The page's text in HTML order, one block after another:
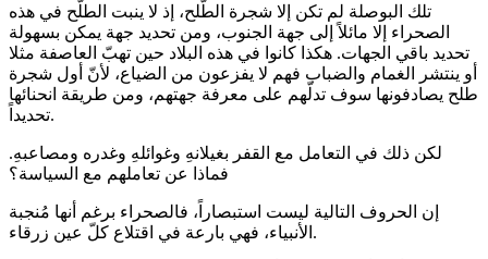
تلك البوصلة لم تكن إلا شجرة الطّلح، إذ لا ينبت الطلّح في هذه
الصحراء إلا مائلاً إلى جهة الجنوب، ومن تحديد جهة يمكن بسهولة
تحديد باقي الجهات. هكذا كانوا في هذه البلاد حين تهبّ العاصفة مثلا
أو ينتشر الغمام والضباب فهم لا يفزعون من الضياع، لأنّ أول شجرة
طلح يصادفونها سوف تدلّهم على معرفة جهتهم، ومن طريقة انحنائها
تحديداً.
لكن ذلك في التعامل مع القفر بغيلانهِ وغوائلهِ وغدره ومصاعبهِ.
فماذا عن تعاملهم مع السياسة؟
إن الحروف التالية ليست استبصاراً، فالصحراء برغم أنها مُنجبة
الأنبياء، فهي بارعة في اقتلاع كلّ عين زرقاء.